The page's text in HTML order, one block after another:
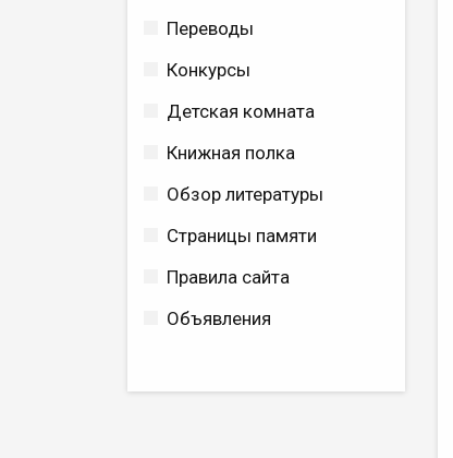
Переводы
Конкурсы
Детская комната
Книжная полка
Обзор литературы
Страницы памяти
Правила сайта
Объявления